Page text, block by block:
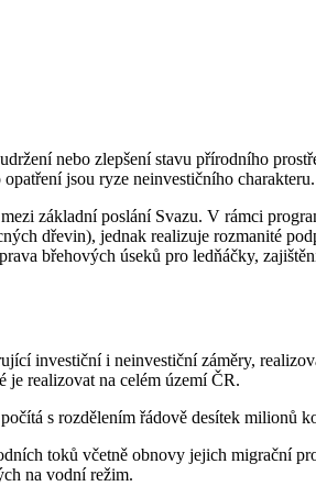
nebo zlepšení stavu přírodního
jsou ryze neinvestičního charakteru.
základní poslání Svazu. V rámci
dřevin), jednak realizuje rozmanité
břehových úseků pro ledňáčky,
investiční i neinvestiční záměry,
je realizovat na celém území ČR.
s rozdělením řádově desítek milionů
toků včetně obnovy jejich migrační
na vodní režim.